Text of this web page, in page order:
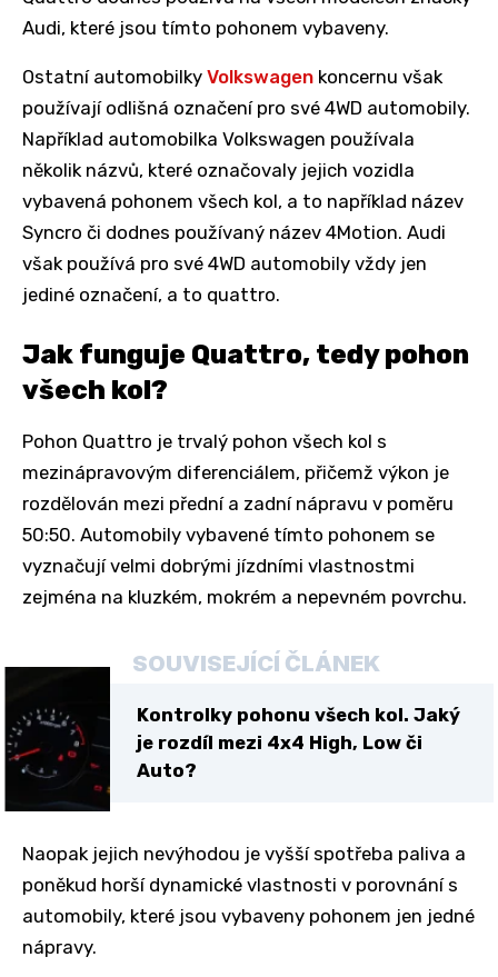
Audi, které jsou tímto pohonem vybaveny.
Ostatní automobilky Volkswagen koncernu však
používají odlišná označení pro své 4WD automobily.
Například automobilka Volkswagen používala
několik názvů, které označovaly jejich vozidla
vybavená pohonem všech kol, a to například název
Syncro či dodnes používaný název 4Motion. Audi
však používá pro své 4WD automobily vždy jen
jediné označení, a to quattro.
Jak funguje Quattro, tedy pohon
všech kol?
Pohon Quattro je trvalý pohon všech kol s
mezinápravovým diferenciálem, přičemž výkon je
rozdělován mezi přední a zadní nápravu v poměru
50:50. Automobily vybavené tímto pohonem se
vyznačují velmi dobrými jízdními vlastnostmi
zejména na kluzkém, mokrém a nepevném povrchu.
SOUVISEJÍCÍ ČLÁNEK
Kontrolky pohonu všech kol. Jaký
je rozdíl mezi 4x4 High, Low či
Auto?
Naopak jejich nevýhodou je vyšší spotřeba paliva a
poněkud horší dynamické vlastnosti v porovnání s
automobily, které jsou vybaveny pohonem jen jedné
nápravy.